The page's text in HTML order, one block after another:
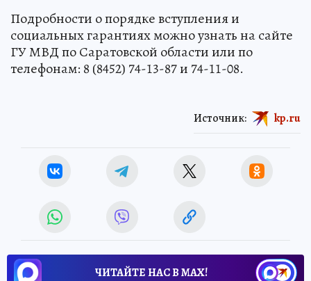
Подробности о порядке вступления и
социальных гарантиях можно узнать на сайте
ГУ МВД по Саратовской области или по
телефонам: 8 (8452) 74-13-87 и 74-11-08.
Источник: kp.ru
ЧИТАЙТЕ НАС В МАХ!